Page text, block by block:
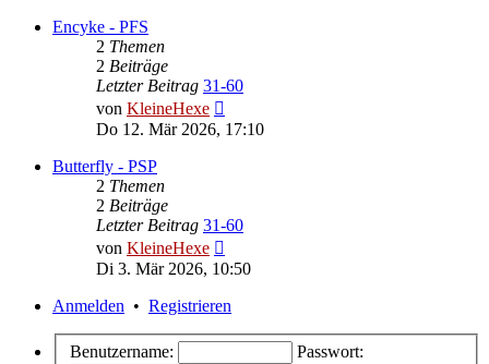
Encyke - PFS
2 Themen
2 Beiträge
Letzter Beitrag 31-60
von KleineHexe
Beitrag
Do 12. Mär 2026, 17:10
Butterfly - PSP
2 Themen
2 Beiträge
Letzter Beitrag 31-60
von KleineHexe
Beitrag
Di 3. Mär 2026, 10:50
Anmelden • Registrieren
Benutzername:
Passwort: